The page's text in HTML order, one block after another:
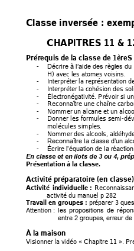
Classe inversée :
CHAPITRES 11 &
Prérequis de la classe de 1èreS
- Décrire à l’aide des règles du
H) avec les atomes voisins.
- Interpréter la représentation
- Interpréter la cohésion des
- Électronégativité. Prévoir si
- Reconnaître une chaîne
- Nommer un alcane et un
- Donner les formules semi-
molécules simples.
- Nommer des alcools, aldéhy
- Reconnaître la classe d’un
- Écrire l’équation de la réaction
En classe et en ilots de 3 ou 4,
Présentation à la classe.
Activité préparatoire (en classe)
Activité individuelle :
activité du manuel p 282
Travail en groupes : préparer 3
Attention : les propositions de
entre 2 groupes, erreur de
À la maison
Visionner la vidéo « Chapitre 11 ».